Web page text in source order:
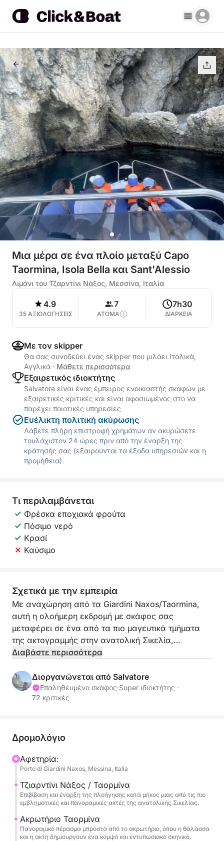
Μια μέρα σε ένα πλοίο μεταξύ Capo
Taormina, Isola Bella και Sant'Alessio
Λιμάνι του Τζαρντίνι Νάξος, Μεσσίνα, Ιταλία
4.9
35 ΑΞΙΟΛΟΓΗΣΕΙΣ
7
ΑΤΟΜΑ
7h30
ΔΙΑΡΚΕΙΑ
Με τον skipper
Θα σας συνοδεύει ένας skipper που μιλάει Ιταλικά,
Αγγλικά · Μάθετε περισσότερα
Εξαιρετικός ιδιοκτήτης
Salvatore είναι ένας έμπειρος ενοικιαστής σκαφών με
εξαιρετικές κριτικές και είναι αφοσιωμένος στο να
παρέχει ποιοτικές υπηρεσίες
Ευέλικτη πολιτική ακύρωσης
Λάβετε πλήρη επιστροφή χρημάτων αν ακυρώσετε
τουλάχιστον 24 ώρες πριν από την έναρξη της
κράτησής σας (εξαιρούνται τα έξοδα υπηρεσιών και η
προμήθεια).
Τι περιλαμβάνεται
Φρέσκα εποχιακά φρούτα
Πόσιμο νερό
Κρασί
Καύσιμο
Σχετικά με την εμπειρία
Με αναχώρηση από τα Giardini Naxos/Taormina,
αυτή η ολοήμερη εκδρομή με σκάφος σας
μεταφέρει σε ένα από τα πιο μαγευτικά τμήματα
της ακτογραμμής στην ανατολική Σικελία,
περνώντας από εμβληματικούς κόλπους, κομψή
έχει σχεδιαστεί για όσους θέλουν να περάσουν μια
ολόκληρη μέρα απολαμβάνοντας τη θάλασσα, τη
χαλάρωση και την αξέχαστη θέα.
την Isola Bella, εμβληματικά σύμβολα αυτής της
συναντά ένα δραματικό και διαχρονικό τοπίο. Εδώ,
η ακτή προσφέρει έντονα χρώματα, γραφικούς
κολπίσκους και τέλεια θέα για κολύμπι ή για να
απολαύσετε τη θάλασσα με απόλυτη χαλάρωση.
Η εκδρομή συνεχίζεται προς το Matzarò και τον
υπέροχο κόλπο της Ατλαντίδας, γνωστό και ως
Διαβάστε περισσότερα
Διοργανώνεται από Salvatore
Επαληθευμένο σκάφος·Super ιδιοκτήτης ·
72 κριτικές
Δρομολόγιο
Αφετηρία:
Porto di Giardini Naxos, Messina, Italia
Τζιαρντίνι Νάξος / Ταορμίνα
Επιβίβαση και έναρξη της πλοήγησης κατά μήκος μιας από τις πιο
εμβληματικές και πανοραμικές ακτές της ανατολικής Σικελίας.
Ακρωτήριο Ταορμίνα
Πανοραμικό πέρασμα μπροστά από το ακρωτήριο, όπου η θάλασσα
και η ακτή δημιουργούν ένα κομψό και εντυπωσιακό σκηνικό.